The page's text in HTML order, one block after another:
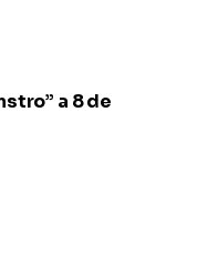
a 8 de